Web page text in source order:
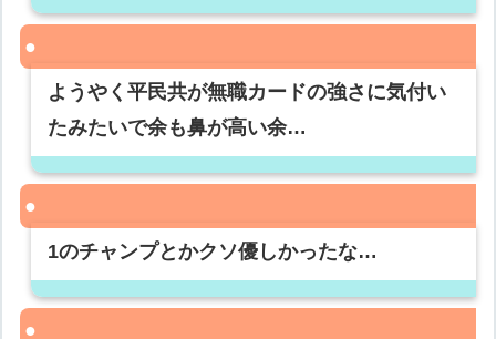
ようやく平民共が無職カードの強さに気付い
たみたいで余も鼻が高い余…
1のチャンプとかクソ優しかったな…